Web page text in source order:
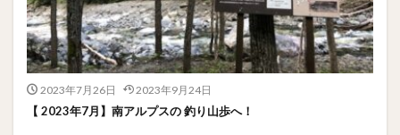
2023年7月26日 2023年9月24日
【 2023年7月】南アルプスの 釣り山歩へ！